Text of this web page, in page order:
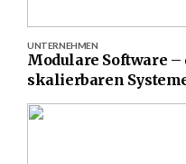
Modulare Software
skalierbaren
UNTERNEHMEN